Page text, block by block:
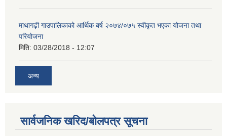
माथागढ़ी गाउपालिकाको आर्थिक बर्ष २०७४/०७५ स्वीकृत भएका योजना तथा
परियोजना
मिति: 03/28/2018 - 12:07
अन्य
सार्वजनिक खरिद/बोलपत्र सूचना